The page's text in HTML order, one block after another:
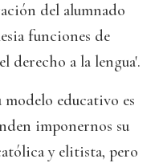
del alumnado
funciones de
derecho a la lengua'.
modelo educativo es
imponernos su
y elitista, pero